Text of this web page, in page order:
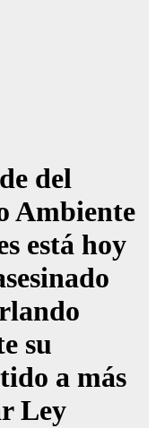
del
Ambiente
está hoy
su
a más
Ley